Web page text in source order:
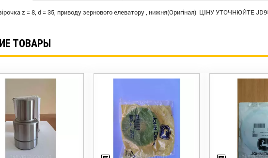
z = 8, d = 35, приводу зернового елеватору , нижня(Оригінал) ЦІНУ УТОЧНЮЙТЕ
ТОВАРЫ